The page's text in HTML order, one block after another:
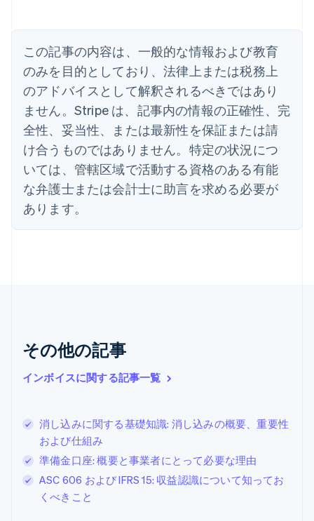
この記事の内容は、一般的な情報および教育
のみを目的としており、法律上または税務上
のアドバイスとして解釈されるべきではあり
ません。Stripe は、記事内の情報の正確性、完
全性、妥当性、または最新性を保証または請
け合うものではありません。特定の状況につ
いては、管轄区域で活動する資格のある有能
な弁護士または会計士に助言を求める必要が
あります。
その他の記事
インボイスに関する記事一覧
消し込みに関する基礎知識: 消し込みの概要、重要性
および仕組み
準備金口座: 概要と事業者にとって必要な理由
ASC 606 および IFRS 15: 収益認識について知ってお
くべきこと
English
イギリス
English
イタリア
ItalianoEnglish
インド
English
エストニア
English
オーストラリア
English
オーストリア
オランダ
NederlandsEnglish
EnglishItaliano
ジブラルタル
English
シンガポール
スイス
DeutschFrançais ItalianoEnglish
スウェーデン
SvenskaEnglish
EspañolEnglish
スロバキア